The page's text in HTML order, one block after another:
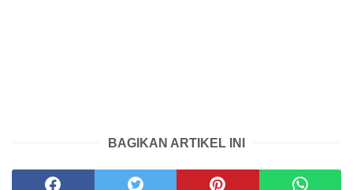
BAGIKAN ARTIKEL INI